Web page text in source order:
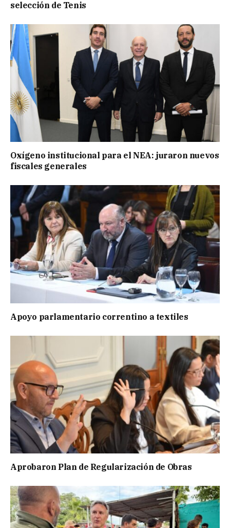
selección de Tenis
Oxígeno institucional para el NEA: juraron nuevos
fiscales generales
Apoyo parlamentario correntino a textiles
Aprobaron Plan de Regularización de Obras